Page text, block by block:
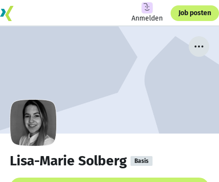
Anmelden
Job posten
Lisa-Marie Solberg Basis